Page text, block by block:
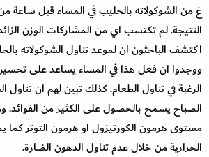
غ من الشوكولاته بالحليب في المساء قبل ساعة
النتيجة. لم تكتسب اي من المشاركات الوزن
اكتشف الباحثون ان لموعد تناول الشوكولاته
ووجدوا ان فعل هذا في المساء يساعد على
الرغبة في تناول الطعام. كذلك تبين لهم ان تناول
الصباح يسمح بالحصول على الكثير من الفوائد.
مستوى هرمون الكورتيزول او هرمون التوتر كما
الحرارية من خلال عدم تناول الدهون الضارة.